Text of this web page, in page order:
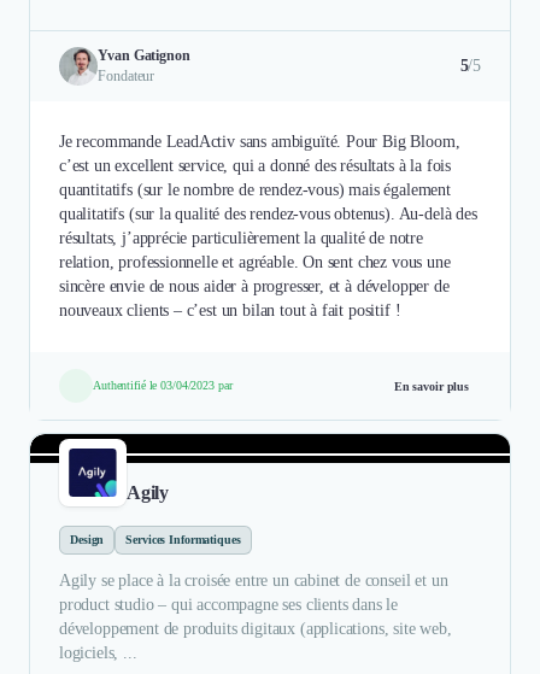
Yvan Gatignon
Fondateur
5/5
Je recommande LeadActiv sans ambiguïté. Pour Big Bloom,
c’est un excellent service, qui a donné des résultats à la fois
quantitatifs (sur le nombre de rendez-vous) mais également
qualitatifs (sur la qualité des rendez-vous obtenus). Au-delà des
résultats, j’apprécie particulièrement la qualité de notre
relation, professionnelle et agréable. On sent chez vous une
sincère envie de nous aider à progresser, et à développer de
nouveaux clients – c’est un bilan tout à fait positif !
Authentifié le 03/04/2023 par En savoir plus
Agily
Design Services Informatiques
Agily se place à la croisée entre un cabinet de conseil et un
product studio – qui accompagne ses clients dans le
développement de produits digitaux (applications, site web,
logiciels, ...